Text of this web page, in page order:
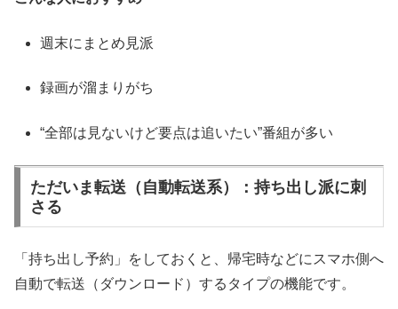
週末にまとめ見派
録画が溜まりがち
“全部は見ないけど要点は追いたい”番組が多い
ただいま転送（自動転送系）：持ち出し派に刺
さる
「持ち出し予約」をしておくと、帰宅時などにスマホ側へ
自動で転送（ダウンロード）するタイプの機能です。